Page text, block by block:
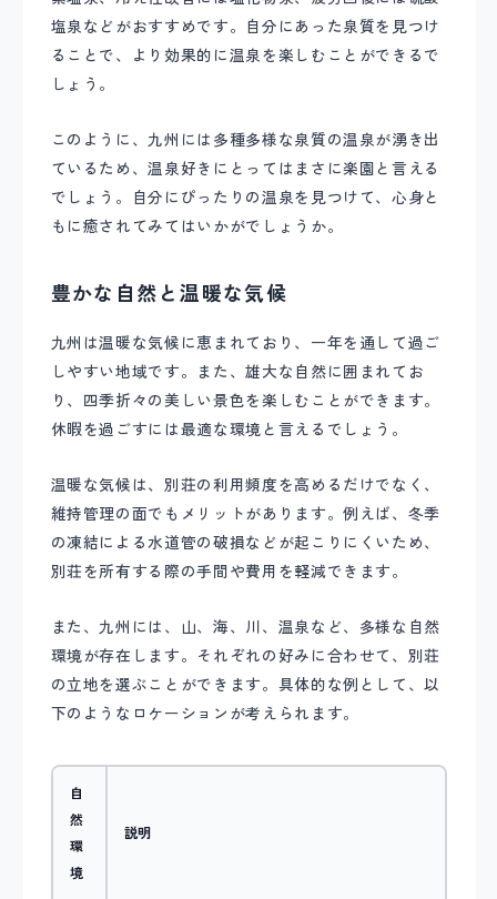
塩泉などがおすすめです。自分にあった泉質を見つけ
ることで、より効果的に温泉を楽しむことができるで
しょう。
このように、九州には多種多様な泉質の温泉が湧き出
ているため、温泉好きにとってはまさに楽園と言える
でしょう。自分にぴったりの温泉を見つけて、心身と
もに癒されてみてはいかがでしょうか。
豊かな自然と温暖な気候
九州は温暖な気候に恵まれており、一年を通して過ご
しやすい地域です。また、雄大な自然に囲まれてお
り、四季折々の美しい景色を楽しむことができます。
休暇を過ごすには最適な環境と言えるでしょう。
温暖な気候は、別荘の利用頻度を高めるだけでなく、
維持管理の面でもメリットがあります。例えば、冬季
の凍結による水道管の破損などが起こりにくいため、
別荘を所有する際の手間や費用を軽減できます。
また、九州には、山、海、川、温泉など、多様な自然
環境が存在します。それぞれの好みに合わせて、別荘
の立地を選ぶことができます。具体的な例として、以
下のようなロケーションが考えられます。
自
然
環
境
説明